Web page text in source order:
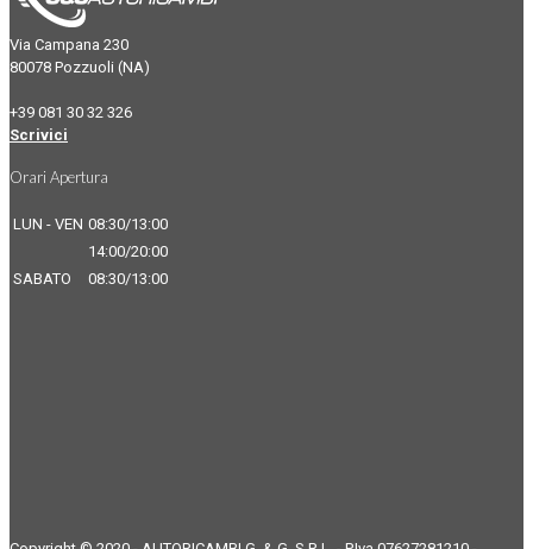
Via Campana 230
80078 Pozzuoli (NA)
+39 081 30 32 326
Scrivici
Orari Apertura
LUN - VEN 08:30/13:00
14:00/20:00
SABATO
08:30/13:00